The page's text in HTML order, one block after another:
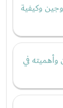
وكيفية
وأهميته في